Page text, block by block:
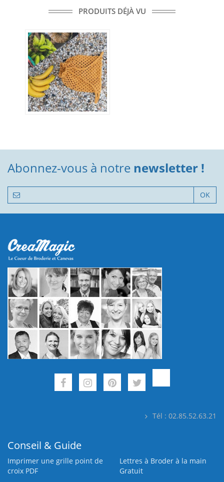
PRODUITS DÉJÀ VU
Abonnez-vous à notre newsletter !
OK
Tél : 02.85.52.63.21
Conseil & Guide
Imprimer une grille point de
croix PDF
Lettres à Broder à la main
Gratuit